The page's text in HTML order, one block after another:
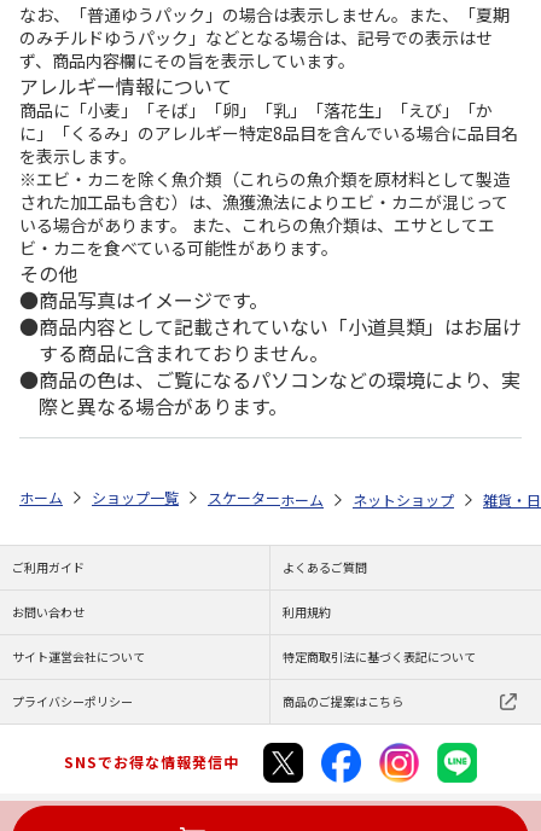
なお、「普通ゆうパック」の場合は表示しません。また、「夏期
のみチルドゆうパック」などとなる場合は、記号での表示はせ
ず、商品内容欄にその旨を表示しています。
アレルギー情報について
商品に「小麦」「そば」「卵」「乳」「落花生」「えび」「か
に」「くるみ」のアレルギー特定8品目を含んでいる場合に品目名
を表示します。
※エビ・カニを除く魚介類（これらの魚介類を原材料として製造
された加工品も含む）は、漁獲漁法によりエビ・カニが混じって
いる場合があります。 また、これらの魚介類は、エサとしてエ
ビ・カニを食べている可能性があります。
その他
商品写真はイメージです。
商品内容として記載されていない「小道具類」はお届け
する商品に含まれておりません。
商品の色は、ご覧になるパソコンなどの環境により、実
際と異なる場合があります。
ホーム ショップ一覧 スケーター 救急絆創膏(ばんそうこう) M 20枚
ホーム ネットショップ 雑貨・
ご利用ガイド よくあるご質問
お問い合わせ 利用規約
サイト運営会社について 特定商取引法に基づく表記について
プライバシーポリシー 商品のご提案はこちら
SNSでお得な情報発信中